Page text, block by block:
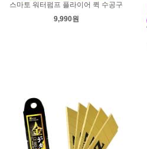
스마토 워터펌프 플라이어 퀵 수공구
9,990원